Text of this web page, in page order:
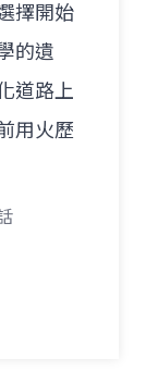
擇開始
的遺
道路上
用火歷